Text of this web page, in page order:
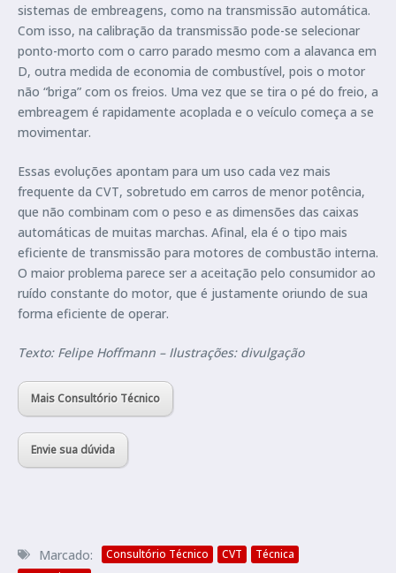
sistemas de embreagens, como na transmissão automática.
Com isso, na calibração da transmissão pode-se selecionar
ponto-morto com o carro parado mesmo com a alavanca em
D, outra medida de economia de combustível, pois o motor
não “briga” com os freios. Uma vez que se tira o pé do freio, a
embreagem é rapidamente acoplada e o veículo começa a se
movimentar.
Essas evoluções apontam para um uso cada vez mais
frequente da CVT, sobretudo em carros de menor potência,
que não combinam com o peso e as dimensões das caixas
automáticas de muitas marchas. Afinal, ela é o tipo mais
eficiente de transmissão para motores de combustão interna.
O maior problema parece ser a aceitação pelo consumidor ao
ruído constante do motor, que é justamente oriundo de sua
forma eficiente de operar.
Texto: Felipe Hoffmann – Ilustrações: divulgação
Mais Consultório Técnico
Envie sua dúvida
Marcado: Consultório Técnico CVT
Técnica